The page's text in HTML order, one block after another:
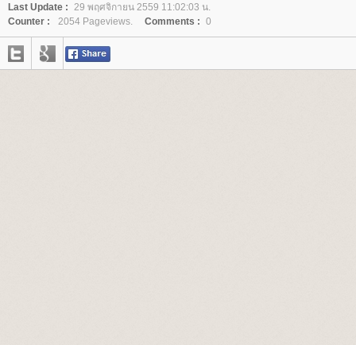
Last Update :
29 พฤศจิกายน 2559 11:02:03 น.
Counter :
2054 Pageviews. Comments : 0